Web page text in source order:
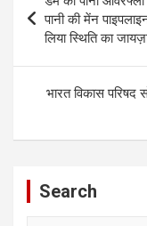
navigation
पानी की मेंन
लिया स्थिति का
भारत विकास परिषद
Search